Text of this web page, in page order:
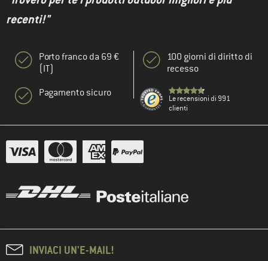
recenti!"
Porto franco da 69 €
(IT)
Pagamento sicuro
100 giorni di diritto di
recesso
Le recensioni di 991
clienti
INVIACI UN'E-MAIL!